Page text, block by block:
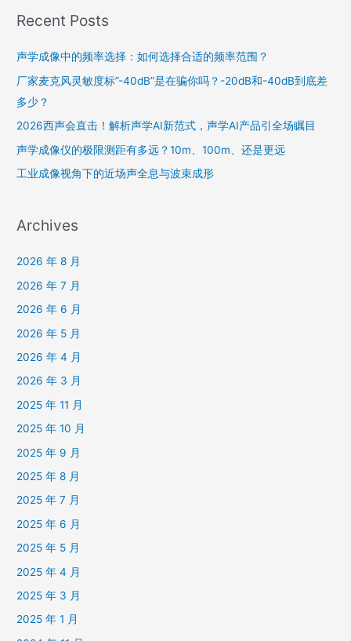
Recent Posts
声学成像中的频率选择：如何选择合适的频率范围？
厂家麦克风灵敏度标”-40dB”是在骗你吗？-20dB和-40dB到底差
多少？
2026西声会直击！解析声学AI新范式，声学AI产品引全场瞩目
声学成像仪的极限测距有多远？10m、100m、还是更远
工业成像视角下的近场声全息与波束成形
Archives
2026 年 8 月
2026 年 7 月
2026 年 6 月
2026 年 5 月
2026 年 4 月
2026 年 3 月
2025 年 11 月
2025 年 10 月
2025 年 9 月
2025 年 8 月
2025 年 7 月
2025 年 6 月
2025 年 5 月
2025 年 4 月
2025 年 3 月
2025 年 1 月